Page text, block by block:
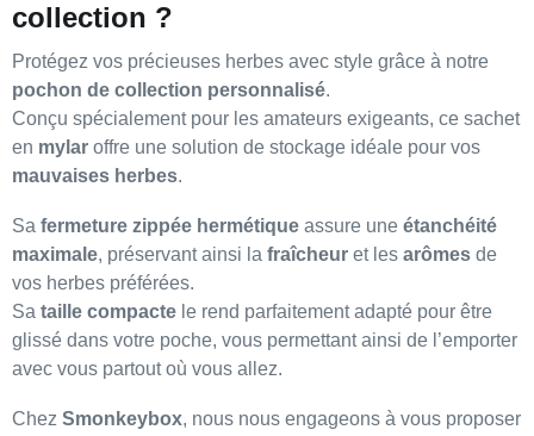
collection ?
Protégez vos précieuses herbes avec style grâce à notre
pochon de collection personnalisé.
Conçu spécialement pour les amateurs exigeants, ce sachet
en mylar offre une solution de stockage idéale pour vos
mauvaises herbes.
Sa fermeture zippée hermétique assure une étanchéité
maximale, préservant ainsi la fraîcheur et les arômes de
vos herbes préférées.
Sa taille compacte le rend parfaitement adapté pour être
glissé dans votre poche, vous permettant ainsi de l’emporter
avec vous partout où vous allez.
Chez Smonkeybox, nous nous engageons à vous proposer